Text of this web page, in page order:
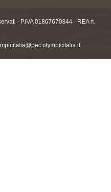
- P.IVA 01867670844 - REA n.